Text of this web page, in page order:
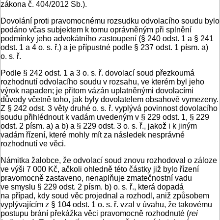
zákona č. 404/2012 Sb.).
Dovolání proti pravomocnému rozsudku odvolacího soudu bylo
podáno včas subjektem k tomu oprávněným při splnění
podmínky jeho advokátního zastoupení (§ 240 odst. 1 a § 241
odst. 1 a 4 o. s. ř.) a je přípustné podle § 237 odst. 1 písm. a)
o. s. ř.
Podle § 242 odst. 1 a 3 o. s. ř. dovolací soud přezkoumá
rozhodnutí odvolacího soudu v rozsahu, ve kterém byl jeho
výrok napaden; je přitom vázán uplatněnými dovolacími
důvody včetně toho, jak byly dovolatelem obsahově vymezeny.
Z § 242 odst. 3 věty druhé o. s. ř. vyplývá povinnost dovolacího
soudu přihlédnout k vadám uvedeným v § 229 odst. 1, § 229
odst. 2 písm. a) a b) a § 229 odst. 3 o. s. ř., jakož i k jiným
vadám řízení, které mohly mít za následek nesprávné
rozhodnutí ve věci.
Námitka žalobce, že odvolací soud znovu rozhodoval o záloze
ve výši 7 000 Kč, ačkoli ohledně této částky již bylo řízení
pravomocně zastaveno, nenaplňuje zmatečnostní vadu
ve smyslu § 229 odst. 2 písm. b) o. s. ř., která dopadá
na případ, kdy soud věc projednal a rozhodl, aniž způsobem
vyplývajícím z § 104 odst. 1 o. s. ř. vzal v úvahu, že takovému
postupu brání překážka věci pravomocně rozhodnuté (rei